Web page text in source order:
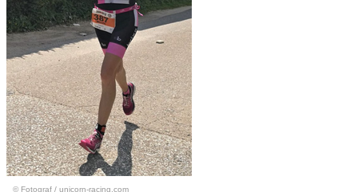
© Fotograf / unicorn-racing.com